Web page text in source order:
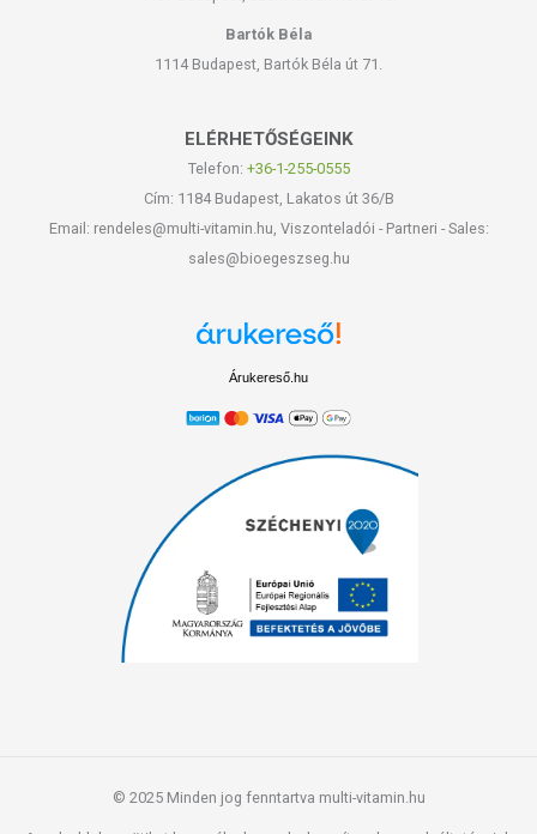
Bartók Béla
1114 Budapest, Bartók Béla út 71.
ELÉRHETŐSÉGEINK
Telefon: +36-1-255-0555
Cím: 1184 Budapest, Lakatos út 36/B
Email: rendeles@multi-vitamin.hu, Viszonteladói - Partneri - Sales:
sales@bioegeszseg.hu
Árukereső.hu
© 2025 Minden jog fenntartva multi-vitamin.hu